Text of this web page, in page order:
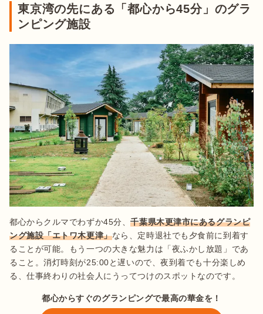
東京湾の先にある「都心から45分」のグラ
ンピング施設
都心からクルマでわずか45分、千葉県木更津市にあるグランピ
ング施設「エトワ木更津」なら、定時退社でも夕食前に到着す
ることが可能。もう一つの大きな魅力は「夜ふかし放題」であ
ること。消灯時刻が25:00と遅いので、夜到着でも十分楽しめ
る、仕事終わりの社会人にうってつけのスポットなのです。
都心からすぐのグランピングで最高の華金を！